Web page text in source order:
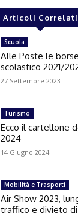
Articoli Correlati
Scuola
Alle Poste le
scolastico 2021/
27 Settembre 2023
Turismo
Ecco il cartellone
2024
14 Giugno 2024
Mobilità e Trasporti
Air Show 2023,
traffico e divieto